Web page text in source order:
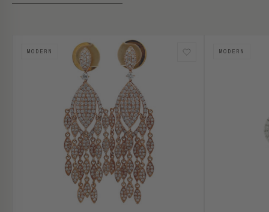
MODERN MODERN